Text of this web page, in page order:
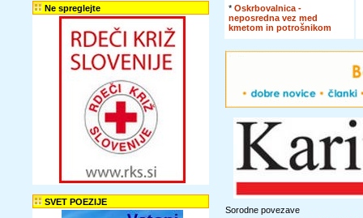
Ne spreglejte
SVET POEZIJE
* Oskrbovalnica -
neposredna vez med
kmetom in potrošnikom
Sorodne povezave